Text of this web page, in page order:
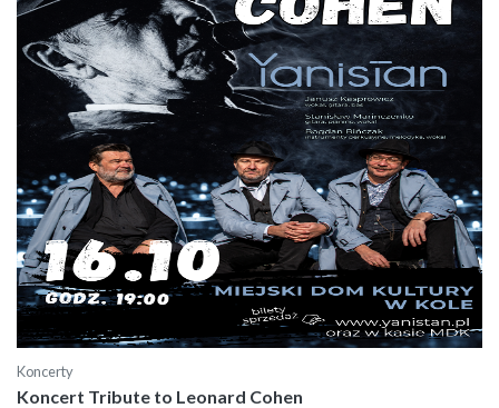
Koncerty
Koncert Tribute to Leonard Cohen